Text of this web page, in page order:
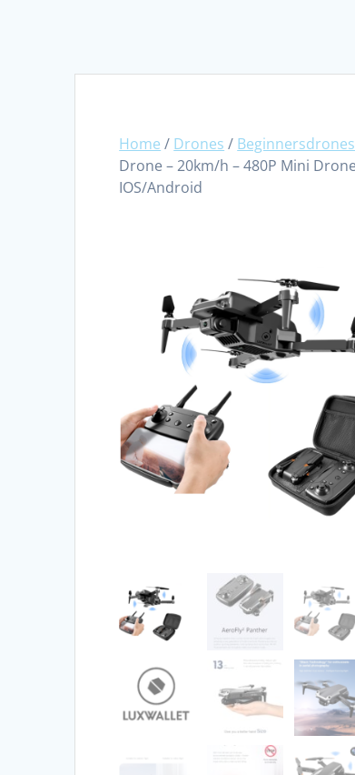
Home / Drones /
Drone – 20km/h – 480P Mini
IOS/Android